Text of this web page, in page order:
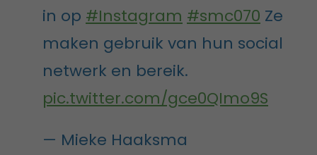
in op #Instagram #smc070 Ze
maken gebruik van hun social
netwerk en bereik.
pic.twitter.com/gce0QImo9S
— Mieke Haaksma